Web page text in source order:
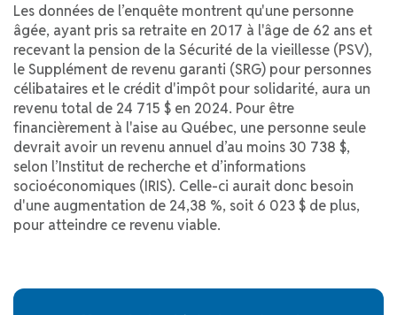
Les données de l’enquête montrent qu'une personne
âgée, ayant pris sa retraite en 2017 à l'âge de 62 ans et
recevant la pension de la Sécurité de la vieillesse (PSV),
le Supplément de revenu garanti (SRG) pour personnes
célibataires et le crédit d'impôt pour solidarité, aura un
revenu total de 24 715 $ en 2024. Pour être
financièrement à l'aise au Québec, une personne seule
devrait avoir un revenu annuel d’au moins 30 738 $,
selon l’Institut de recherche et d’informations
socioéconomiques (IRIS). Celle-ci aurait donc besoin
d'une augmentation de 24,38 %, soit 6 023 $ de plus,
pour atteindre ce revenu viable.